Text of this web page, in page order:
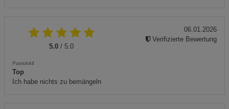
5.0 / 5.0
Patrick44
Top
Ich habe nichts zu bemängeln
06.01.2026
Verifizierte Bewertung